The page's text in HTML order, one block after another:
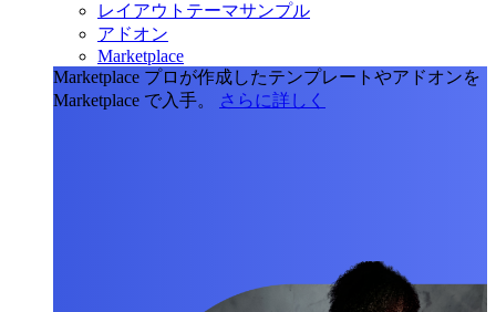
レイアウトテーマサンプル
アドオン
Marketplace
Marketplace プロが作成したテンプレートやアドオンを
Marketplace で入手。
さらに詳しく